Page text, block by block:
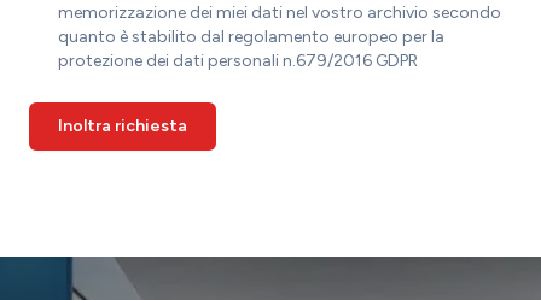
memorizzazione dei miei dati nel vostro archivio secondo
quanto è stabilito dal regolamento europeo per la
protezione dei dati personali n.679/2016 GDPR
Inoltra richiesta